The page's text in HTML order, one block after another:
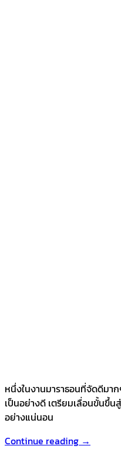
หนึ่งในงานมาราธอนที่จัดดีมา
เป็นอย่างดี เตรียมเลื่อนขั้นขึ้
อย่างแน่นอน
Continue reading →